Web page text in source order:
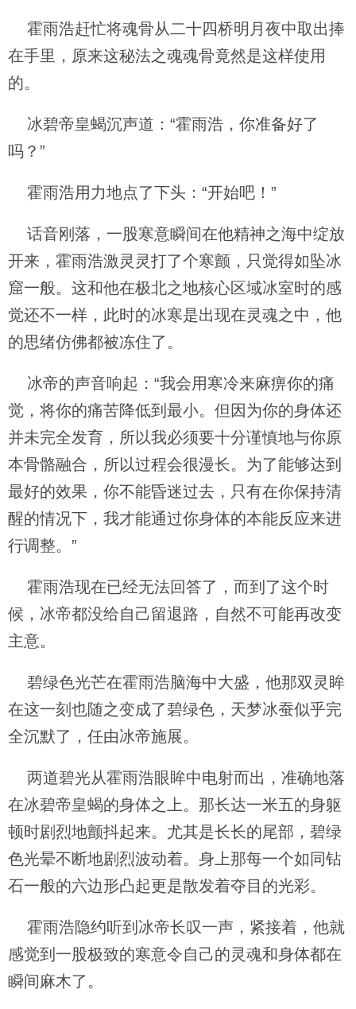
霍雨浩赶忙将魂骨从二十四桥明月夜中取出捧
在手里，原来这秘法之魂魂骨竟然是这样使用
的。
冰碧帝皇蝎沉声道：“霍雨浩，你准备好了
吗？”
霍雨浩用力地点了下头：“开始吧！”
话音刚落，一股寒意瞬间在他精神之海中绽放
开来，霍雨浩激灵灵打了个寒颤，只觉得如坠冰
窟一般。这和他在极北之地核心区域冰室时的感
觉还不一样，此时的冰寒是出现在灵魂之中，他
的思绪仿佛都被冻住了。
冰帝的声音响起：“我会用寒冷来麻痹你的痛
觉，将你的痛苦降低到最小。但因为你的身体还
并未完全发育，所以我必须要十分谨慎地与你原
本骨骼融合，所以过程会很漫长。为了能够达到
最好的效果，你不能昏迷过去，只有在你保持清
醒的情况下，我才能通过你身体的本能反应来进
行调整。”
霍雨浩现在已经无法回答了，而到了这个时
候，冰帝都没给自己留退路，自然不可能再改变
主意。
碧绿色光芒在霍雨浩脑海中大盛，他那双灵眸
在这一刻也随之变成了碧绿色，天梦冰蚕似乎完
全沉默了，任由冰帝施展。
两道碧光从霍雨浩眼眸中电射而出，准确地落
在冰碧帝皇蝎的身体之上。那长达一米五的身躯
顿时剧烈地颤抖起来。尤其是长长的尾部，碧绿
色光晕不断地剧烈波动着。身上那每一个如同钻
石一般的六边形凸起更是散发着夺目的光彩。
霍雨浩隐约听到冰帝长叹一声，紧接着，他就
感觉到一股极致的寒意令自己的灵魂和身体都在
瞬间麻木了。